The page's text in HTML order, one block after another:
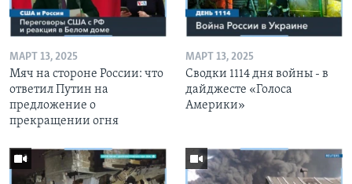
МАРТ 13, 2025
Мяч на стороне России: что
ответил Путин на
предложение о
прекращении огня
МАРТ 13, 2025
Сводки 1114 дня войны - в
дайджесте «Голоса
Америки»